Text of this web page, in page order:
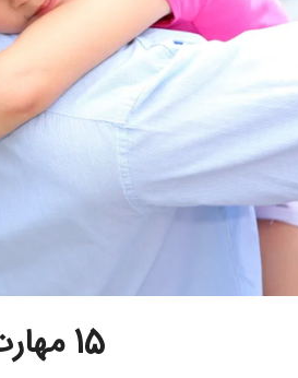
15 مهارت ارتباطی که برای یک زندگی شاد لازم دارید